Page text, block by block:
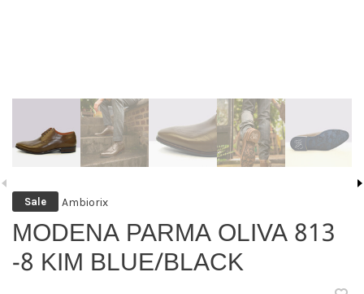
Sale Ambiorix
MODENA PARMA OLIVA 813
-8 KIM BLUE/BLACK